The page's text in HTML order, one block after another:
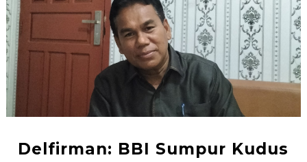
Delfirman: BBI Sumpur Kudus